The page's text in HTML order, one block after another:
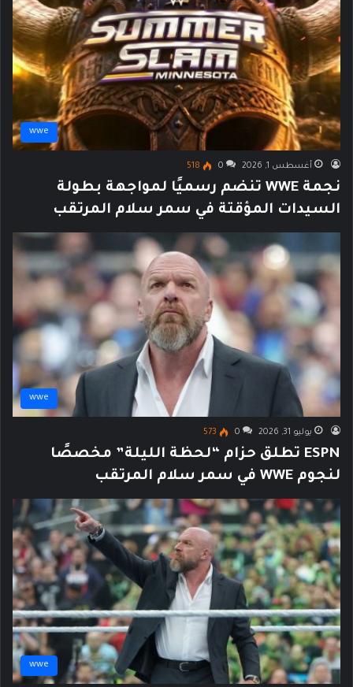
wwe
أغسطس 1, 2026 0
518
نجمة WWE تنضم رسميًا لمواجهة بطولة
السيدات المؤقتة في سمر سلام المرتقب
wwe
يوليو 31, 2026 0
573
ESPN تطلق حزام “لحظة الليلة” مخصصًا
لنجوم WWE في سمر سلام المرتقب
wwe